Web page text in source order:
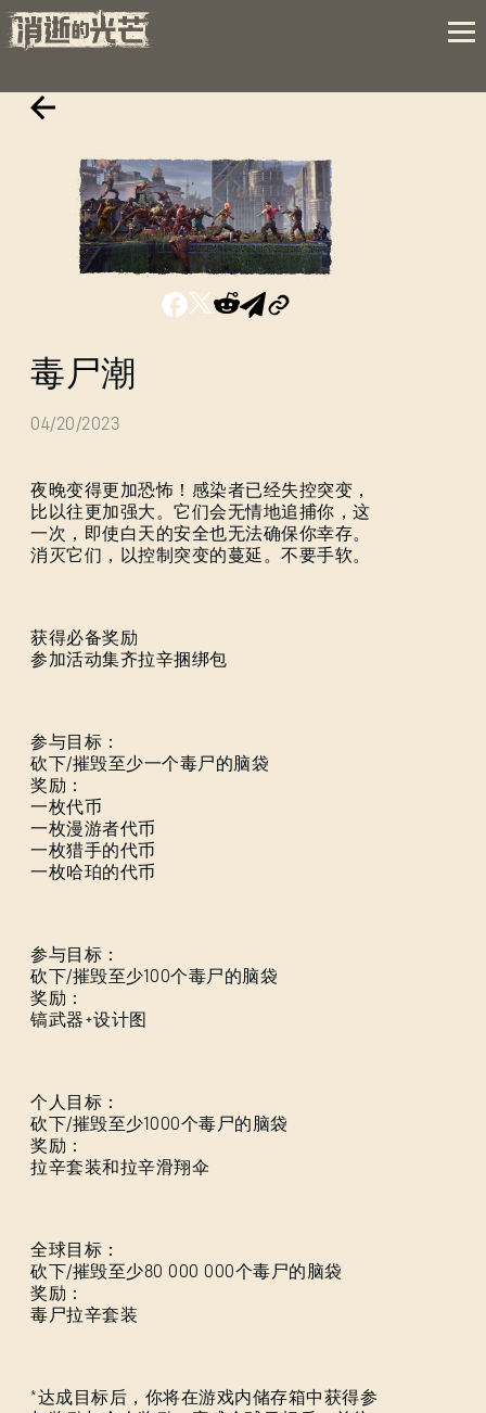
毒尸潮
04/20/2023
夜晚变得更加恐怖！感染者已经失控突变，
比以往更加强大。它们会无情地追捕你，这
一次，即使白天的安全也无法确保你幸存。
消灭它们，以控制突变的蔓延。不要手软。
获得必备奖励
参加活动集齐拉辛捆绑包
参与目标：
砍下/摧毁至少一个毒尸的脑袋
奖励：
一枚代币
一枚漫游者代币
一枚猎手的代币
一枚哈珀的代币
参与目标：
砍下/摧毁至少100个毒尸的脑袋
奖励：
镐武器+设计图
个人目标：
砍下/摧毁至少1000个毒尸的脑袋
奖励：
拉辛套装和拉辛滑翔伞
全球目标：
砍下/摧毁至少80 000 000个毒尸的脑袋
奖励：
毒尸拉辛套装
*达成目标后，你将在游戏内储存箱中获得参
登录